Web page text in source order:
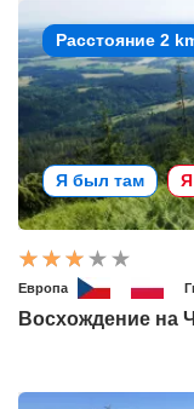
Расстояние 2
Я был там Я
Европа
Восхождение на